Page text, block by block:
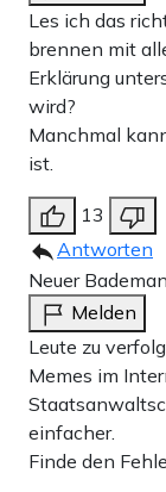
Les ich das
brennen mit
Erklärung
wird?
Manchmal
ist.
13
Antworten
Neuer
Melden
Leute zu
Memes im
einfacher.
Finde den